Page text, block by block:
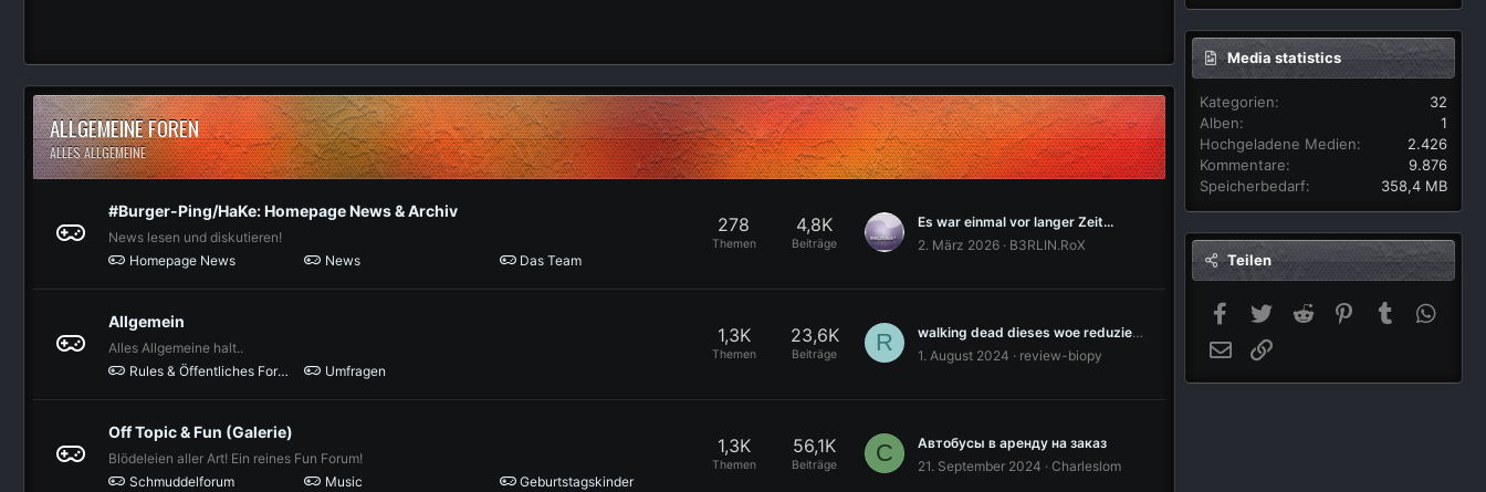
ALLGEMEINE FOREN
ALLES ALLGEMEINE
#Burger-Ping/HaKe: Homepage News & Archiv
News lesen und diskutieren!
Homepage News
News Das Team
Themen
278
Beiträge
4,8K
Es war einmal vor langer Zeit...
2. März 2026
B3RLIN.RoX
Allgemein
Alles Allgemeine halt..
Rules & Öffentliches Forum
Umfragen
Themen
1,3K
Beiträge
23,6K R
walking dead dieses woe reduziert bei steam
1. August 2024
review-biopy
Off Topic & Fun (Galerie)
Blödeleien aller Art! Ein reines Fun Forum!
Schmuddelforum
Music Geburtstagskinder
Themen
1,3K
Beiträge
56,1K C
Автобусы в аренду на заказ
21. September 2024
Charleslom
Media statistics
Kategorien
32
Alben
1
Hochgeladene Medien
2.426
Kommentare
9.876
Speicherbedarf
358,4 MB
Teilen
FacebookTwitter Reddit PinterestTumblr
E-Mail